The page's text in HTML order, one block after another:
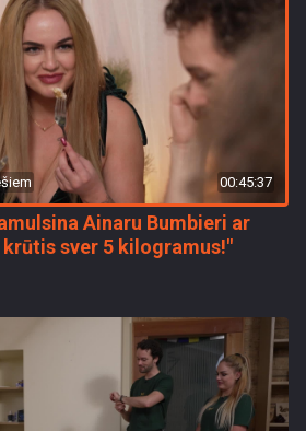
00:45:37
Ainaru Bumbieri ar
sver 5 kilogramus!"